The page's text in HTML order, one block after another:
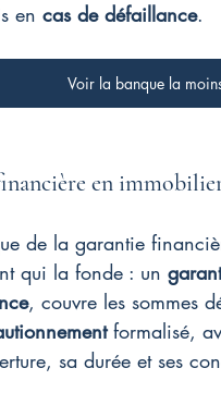
en cas de défaillance.
Voir la banque la
en
de la garantie
qui la fonde : un
, couvre les sommes
formalisé,
sa durée et ses